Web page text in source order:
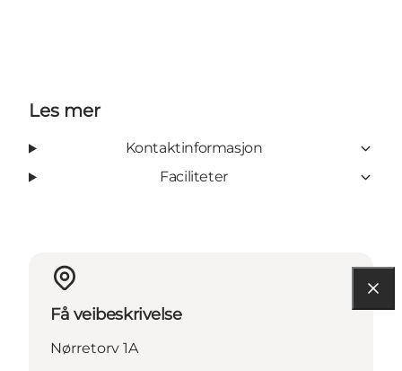
Les mer
Kontaktinformasjon
Faciliteter
Få veibeskrivelse
Nørretorv 1A